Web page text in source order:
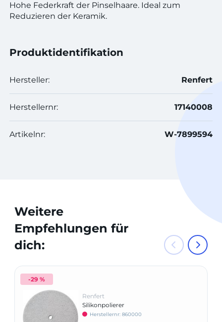
Hohe Federkraft der Pinselhaare. Ideal zum
Reduzieren der Keramik.
Produktidentifikation
Hersteller: Renfert
Herstellernr: 17140008
Artikelnr: W-7899594
Weitere
Empfehlungen für
dich:
-29 %
Renfert
Silikonpolierer
Herstellernr: 860000